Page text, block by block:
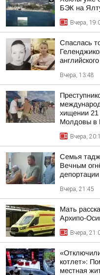
БЭК на
Вчера,
Спаслась
Вчера, 13:48
хищении 21
Молдовы в
Вчера,
Семья
Вечным
Вчера, 21:45
Мать
Архипо-
Вчера,
котлет»:
местная